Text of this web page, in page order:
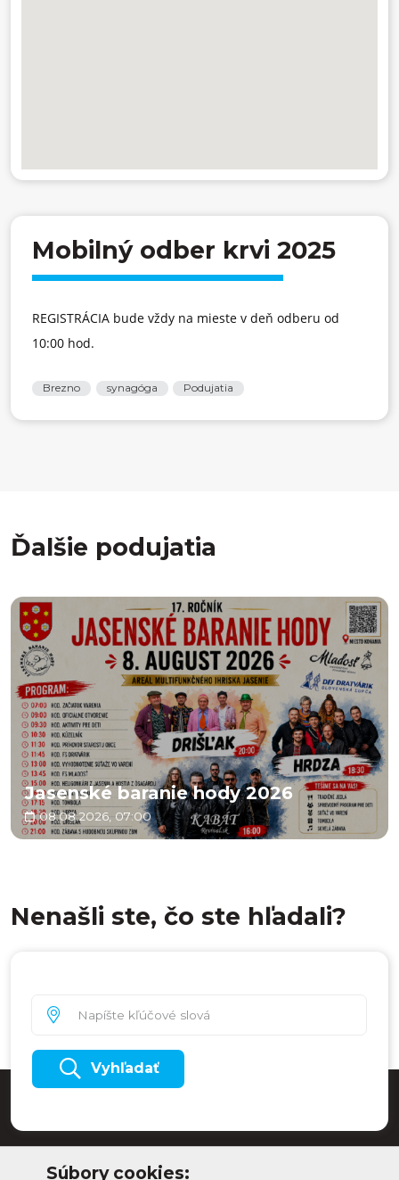
Mobilný odber krvi 2025
REGISTRÁCIA bude vždy na mieste v deň odberu od
10:00 hod.
Brezno synagóga Podujatia
Ďalšie podujatia
Jasenské baranie hody 2026
08.08.2026, 07:00
Nenašli ste, čo ste hľadali?
Vyhľadať
Súbory cookies: